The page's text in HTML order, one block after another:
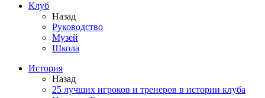
Клуб
Назад
Руководство
Музей
Школа
История
Назад
25 лучших игроков и тренеров в истории клуба